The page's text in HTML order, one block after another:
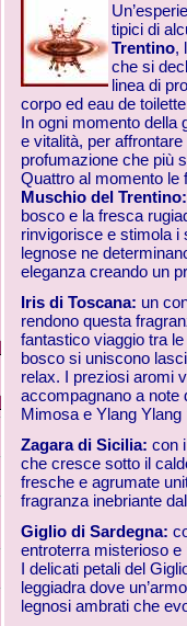
tipici di
Trentino,
che si
linea di
corpo ed eau de
In ogni momento della
e vitalità, per
profumazione che più
Quattro al momento le
Muschio del
bosco e la fresca
rinvigorisce e stimola i
legnose ne
eleganza creando un
Iris di Toscana: un
rendono questa
fantastico viaggio tra
bosco si uniscono
relax. I preziosi aromi
accompagnano a note
Mimosa e Ylang
Zagara di Sicilia: con
che cresce sotto il
fresche e agrumate
fragranza inebriante
Giglio di Sardegna:
entroterra misterioso e
I delicati petali del
leggiadra dove
legnosi ambrati che